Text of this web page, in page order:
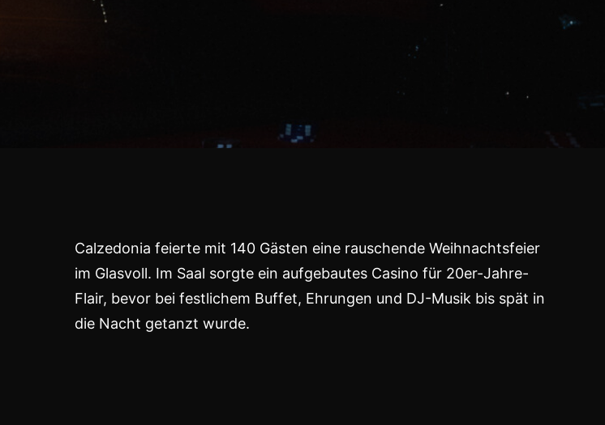
Calzedonia feierte mit 140 Gästen eine rauschende Weihnachtsfeier
im Glasvoll. Im Saal sorgte ein aufgebautes Casino für 20er-Jahre-
Flair, bevor bei festlichem Buffet, Ehrungen und DJ-Musik bis spät in
die Nacht getanzt wurde.